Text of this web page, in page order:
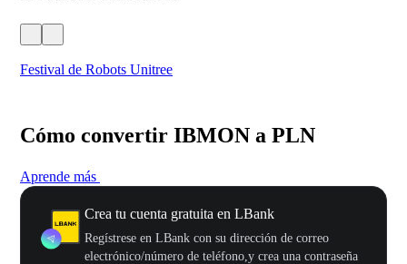
Festival de Robots Unitree
Cómo convertir IBMON a PLN
Aprende más
Crea tu cuenta gratuita en LBank
Regístrese en LBank con su dirección de correo
electrónico/número de teléfono,y crea una contraseña